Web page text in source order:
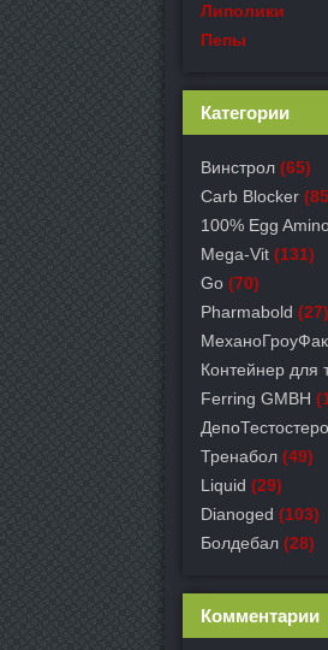
Липолики
Пепы
Категории
Винстрол (65)
Carb Blocker
100% Egg
Mega-Vit (131)
Go (70)
Pharmabold (27)
Контейнер для
Ferring GMBH
Тренабол (49)
Liquid (29)
Dianoged (103)
Болдебал (28)
Комментарии